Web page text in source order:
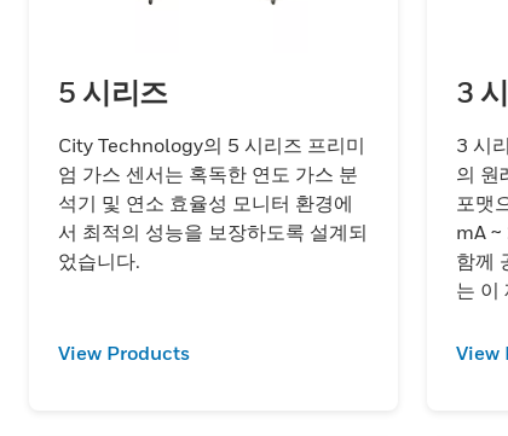
5 시리즈
City Technology의 5 시리즈 프리미
엄 가스 센서는 혹독한 연도 가스 분
석기 및 연소 효율성 모니터 환경에
서 최적의 성능을 보장하도록 설계되
었습니다.
View Products
3
3 시
의 원
포맷
mA ~
함께
는 이
View